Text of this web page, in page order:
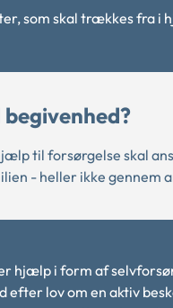
som skal trækkes fra i
til forsørgelse skal
- heller ikke gennem
hjælp i form af
lov om en aktiv